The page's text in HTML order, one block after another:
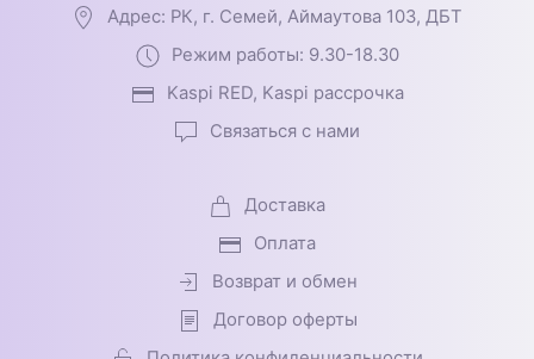
Адрес: РК, г. Семей, Аймаутова 103, ДБТ
Режим работы: 9.30-18.30
Kaspi RED, Kaspi рассрочка
Связаться с нами
Доставка
Оплата
Возврат и обмен
Договор оферты